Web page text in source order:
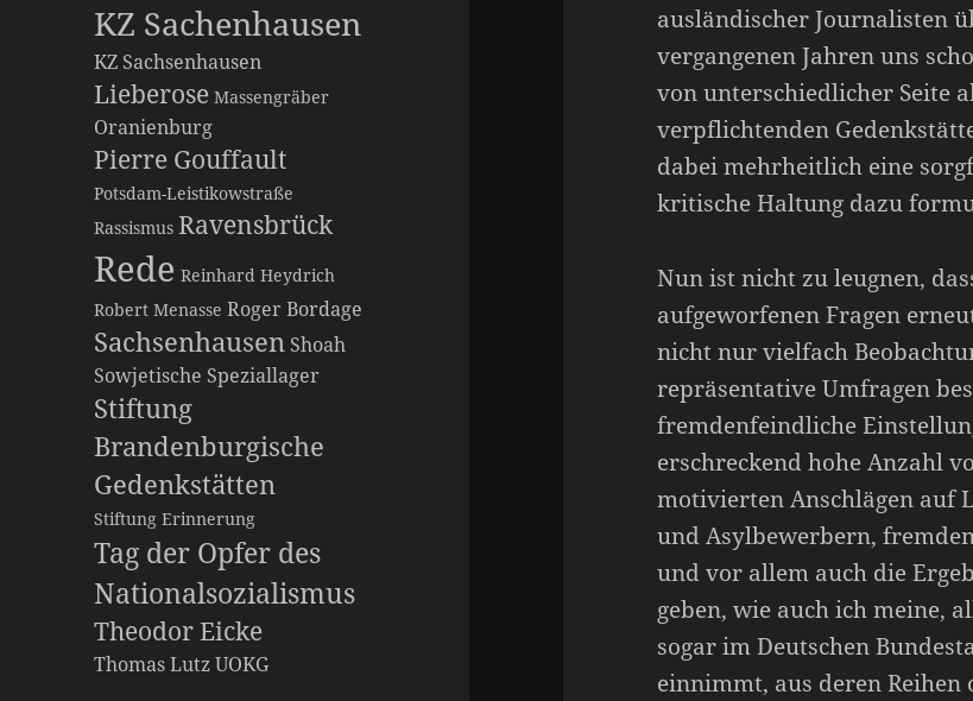
KZ Sachenhausen
KZ Sachsenhausen
Lieberose Massengräber
Oranienburg
Pierre Gouffault
Potsdam-Leistikowstraße
Rassismus Ravensbrück
Rede Reinhard Heydrich
Robert Menasse Roger Bordage
Sachsenhausen Shoah
Sowjetische Speziallager
Stiftung
Brandenburgische
Gedenkstätten
Stiftung Erinnerung
Tag der Opfer des
Nationalsozialismus
Theodor Eicke
Thomas LutzUOKG
ausländischer Journalisten
vergangenen Jahren uns
von unterschiedlicher Seite
verpflichtenden
dabei mehrheitlich eine
kritische Haltung dazu
Nun ist nicht zu leugnen,
aufgeworfenen Fragen
nicht nur vielfach
repräsentative Umfragen
fremdenfeindliche
erschreckend hohe Anzahl
motivierten Anschlägen auf
und Asylbewerbern,
und vor allem auch die
geben, wie auch ich meine,
sogar im Deutschen
einnimmt, aus deren